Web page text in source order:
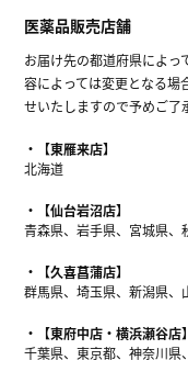
医薬品販売店舗
お届け先の都道府県によっ
容によっては変更となる場
せいたしますので予めご了
【東雁来店】
北海道
【仙台岩沼店】
青森県、岩手県、宮城県
【久喜菖蒲店】
群馬県、埼玉県、新潟県、
【東府中店・横浜瀬谷店】
千葉県、東京都、神奈川県